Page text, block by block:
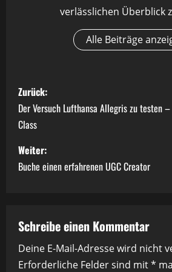
verlässlichen Überblick
Alle Beiträge
B
e
i
t
a
g
s
Zurück:
Der Versuch Lufthansa Allegris zu testen
Class
Weiter:
Buche einen erfahrenen UGC Creator
Schreibe einen Kommentar
Deine E-Mail-Adresse wird nicht
Erforderliche Felder sind mit*